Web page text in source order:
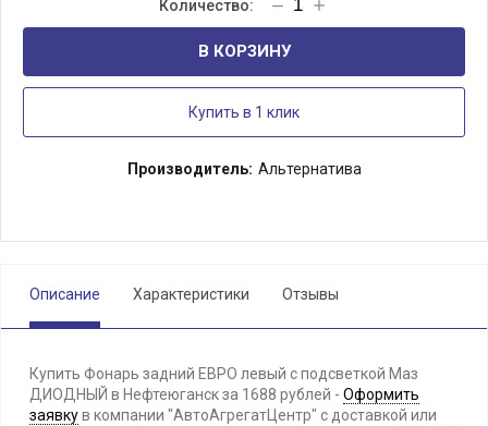
В КОРЗИНУ
Купить в 1 клик
Производитель: Альтернатива
Описание Характеристики Отзывы
Купить Фонарь задний ЕВРО левый с подсветкой Маз
ДИОДНЫЙ в Нефтеюганск за 1688 рублей - Оформить
заявкув компании "АвтоАгрегатЦентр" с доставкой или